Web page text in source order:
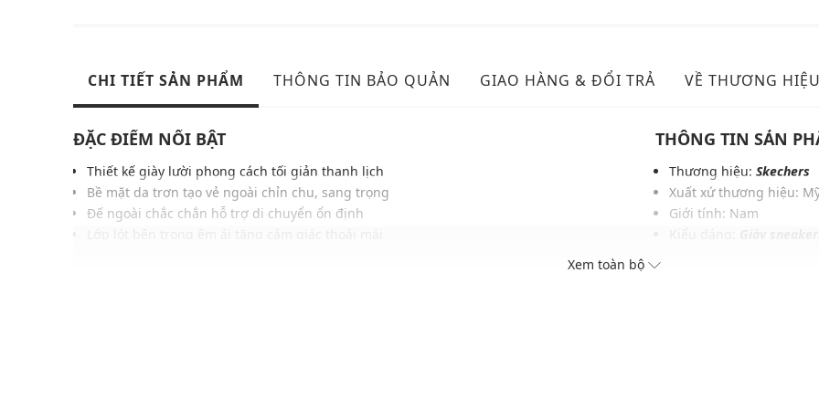
CHI TIẾT SẢN PHẨM THÔNG TIN BẢO QUẢN GIAO HÀNG & ĐỔI TRẢ VỀ THƯƠNG HIỆU
ĐẶC ĐIỂM NỔI BẬT
Thiết kế giày lười phong cách tối giản thanh lịch
Bề mặt da trơn tạo vẻ ngoài chỉn chu, sang trọng
Đế ngoài chắc chắn hỗ trợ di chuyển ổn định
THÔNG TIN SẢN
Thương hiệu: Skechers
Xuất xứ thương hiệu:
Giới tính: Nam
Xem toàn bộ